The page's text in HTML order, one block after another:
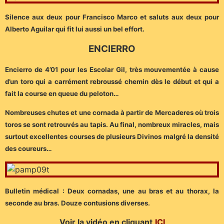
Silence aux deux pour Francisco Marco et saluts aux deux pour
Alberto Aguilar qui fit lui aussi un bel effort.
ENCIERRO
Encierro de 4’01 pour les Escolar Gil, très mouvementée à cause
d’un toro qui a carrément rebroussé chemin dès le début et qui a
fait la course en queue du peloton…
Nombreuses chutes et une cornada à partir de Mercaderes où trois
toros se sont retrouvés au tapis. Au final, nombreux miracles, mais
surtout excellentes courses de plusieurs Divinos malgré la densité
des coureurs…
Bulletin médical : Deux cornadas, une au bras et au thorax, la
seconde au bras. Douze contusions diverses.
Voir la vidéo en cliquant ICI